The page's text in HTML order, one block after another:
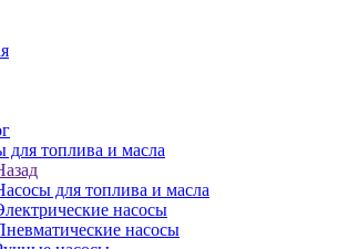
для топлива и масла
для топлива и масла
насосы
насосы